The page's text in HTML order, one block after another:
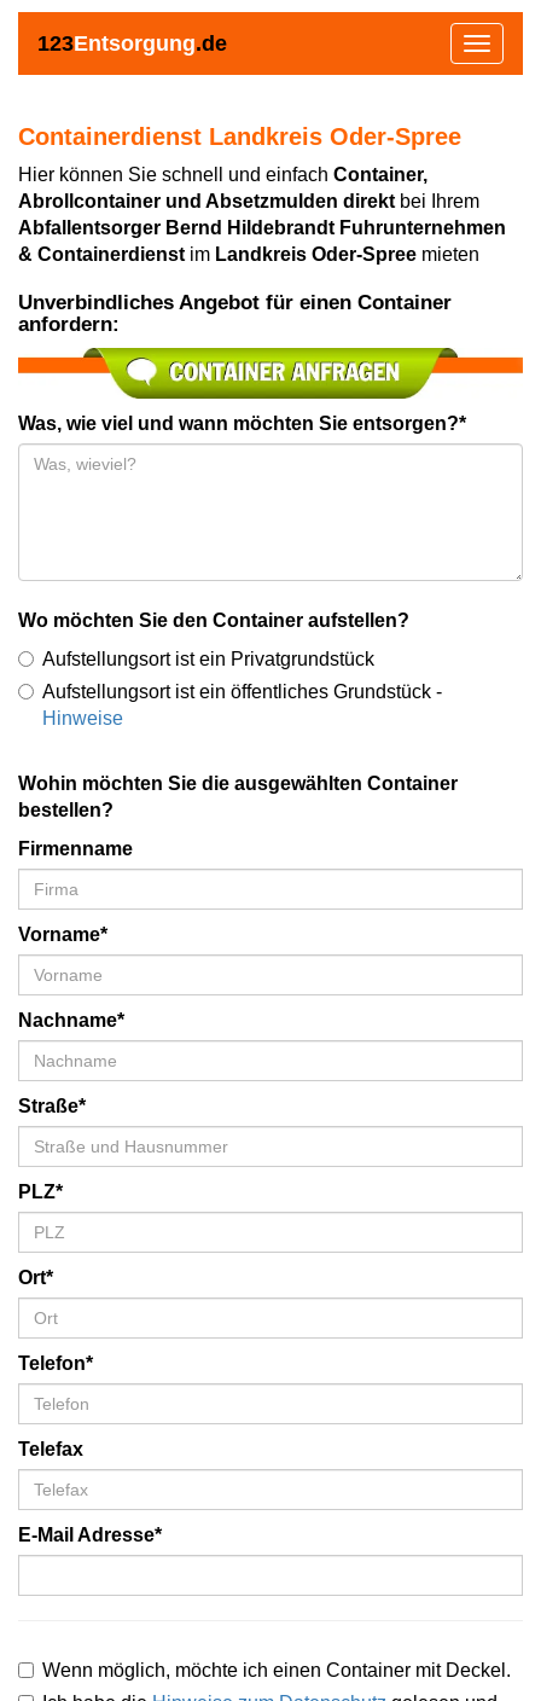
123Entsorgung.de
Toggle
Containerdienst Landkreis Oder-Spree
Hier können Sie schnell und einfach Container,
Abrollcontainer und Absetzmulden direkt bei Ihrem
Abfallentsorger Bernd Hildebrandt Fuhrunternehmen
& Containerdienst im Landkreis Oder-Spree mieten
Unverbindliches Angebot für einen Container
anfordern:
Was, wie viel und wann möchten Sie entsorgen?*
Wo möchten Sie den Container aufstellen?
Aufstellungsort ist ein Privatgrundstück
Aufstellungsort ist ein öffentliches Grundstück -
Hinweise
Wohin möchten Sie die ausgewählten Container
bestellen?
Firmenname
Vorname*
Nachname*
Straße*
PLZ*
Ort*
Telefon*
Telefax
E-Mail Adresse*
Wenn möglich, möchte ich einen Container mit Deckel.